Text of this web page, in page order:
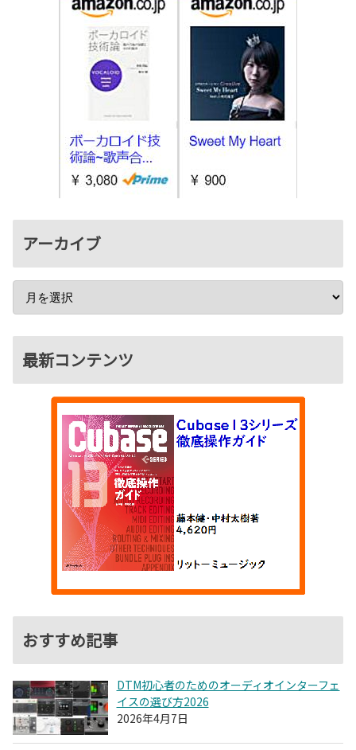
アーカイブ
最新コンテンツ
おすすめ記事
DTM初心者のためのオーディオインターフェ
イスの選び方2026
2026年4月7日